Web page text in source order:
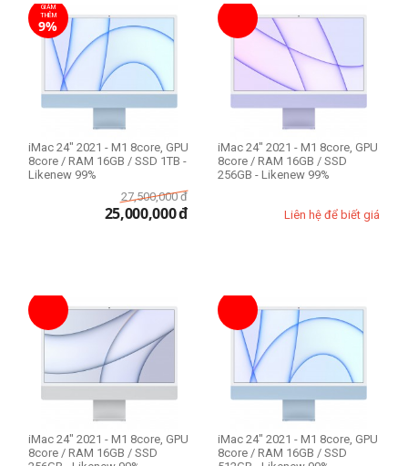
GIẢM
THÊM
9%
iMac 24" 2021 - M1 8core, GPU
8core / RAM 16GB / SSD 1TB -
Likenew 99%
27,500,000 đ
25,000,000đ
iMac 24" 2021 - M1 8core, GPU
8core / RAM 16GB / SSD
256GB - Likenew 99%
Liên hệ để biết giá
iMac 24" 2021 - M1 8core, GPU
8core / RAM 16GB / SSD
iMac 24" 2021 - M1 8core, GPU
8core / RAM 16GB / SSD